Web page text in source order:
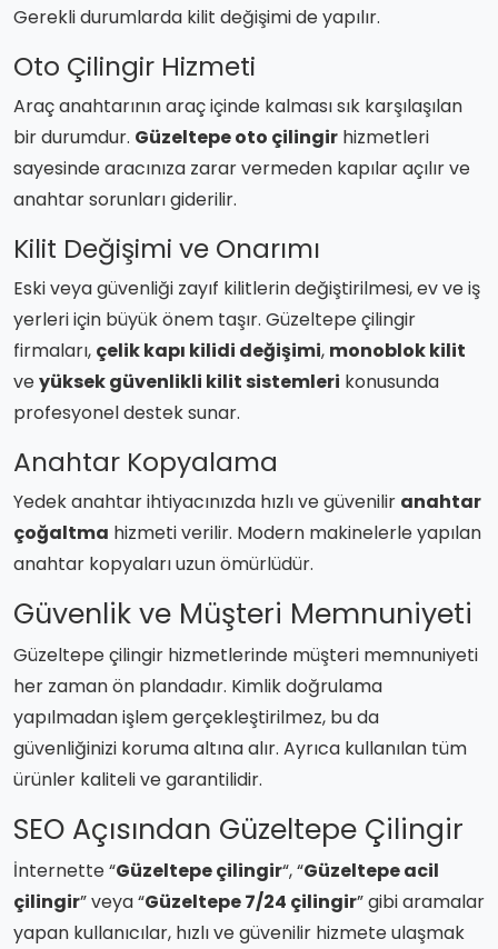
Gerekli durumlarda kilit değişimi de yapılır.
Oto Çilingir Hizmeti
Araç anahtarının araç içinde kalması sık karşılaşılan
bir durumdur. Güzeltepe oto çilingir hizmetleri
sayesinde aracınıza zarar vermeden kapılar açılır ve
anahtar sorunları giderilir.
Kilit Değişimi ve Onarımı
Eski veya güvenliği zayıf kilitlerin değiştirilmesi, ev ve iş
yerleri için büyük önem taşır. Güzeltepe çilingir
firmaları, çelik kapı kilidi değişimi, monoblok kilit
veyüksek güvenlikli kilit sistemleri konusunda
profesyonel destek sunar.
Anahtar Kopyalama
Yedek anahtar ihtiyacınızda hızlı ve güvenilir anahtar
çoğaltma hizmeti verilir. Modern makinelerle yapılan
anahtar kopyaları uzun ömürlüdür.
Güvenlik ve Müşteri Memnuniyeti
Güzeltepe çilingir hizmetlerinde müşteri memnuniyeti
her zaman ön plandadır. Kimlik doğrulama
yapılmadan işlem gerçekleştirilmez, bu da
güvenliğinizi koruma altına alır. Ayrıca kullanılan tüm
ürünler kaliteli ve garantilidir.
SEO Açısından Güzeltepe Çilingir
İnternette “Güzeltepe çilingir“, “Güzeltepe acil
çilingir” veya “Güzeltepe 7/24 çilingir” gibi aramalar
yapan kullanıcılar, hızlı ve güvenilir hizmete ulaşmak